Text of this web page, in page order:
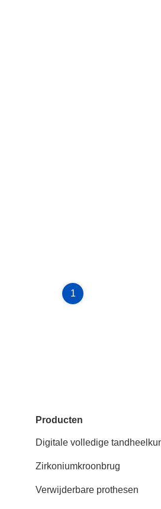
1
Producten
Digitale volledige
Zirkoniumkroonbrug
Verwijderbare prothesen